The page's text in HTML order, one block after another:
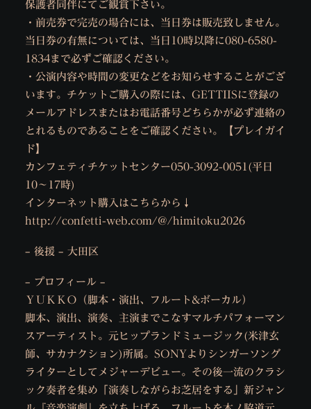
保護者同伴にてご観賞下さい。
・前売券で完売の場合には、当日券は販売致しません。
当日券の有無については、当日10時以降に080-6580-
1834まで必ずご確認ください。
・公演内容や時間の変更などをお知らせすることがござ
います。チケットご購入の際には、GETTIISに登録の
メールアドレスまたはお電話番号どちらかが必ず連絡の
とれるものであることをご確認ください。【プレイガイ
ド】
カンフェティチケットセンター050-3092-0051(平日
10〜17時)
インターネット購入はこちらから↓
http://confetti-web.com/@/himitoku2026
– 後援 – 大田区
– プロフィール –
ＹＵＫＫＯ（脚本・演出、フルート&ボーカル）
脚本、演出、演奏、主演までこなすマルチパフォーマン
スアーティスト。元ヒップランドミュージック(米津玄
師、サカナクション)所属。SONYよりシンガーソング
ライターとしてメジャーデビュー。その後一流のクラシ
ック奏者を集め「演奏しながらお芝居をする」新ジャン